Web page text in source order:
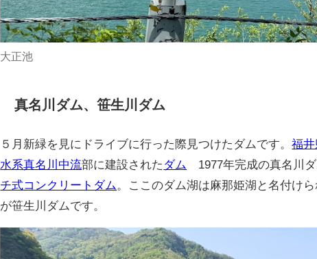
大正池
真名川ダム、笹生川ダム
５月新緑を見にドライブに行った際見つけたダムです。福井
水系真名川 中流部に建設された ダム 1977年完成の真名川
チ式コンクリートダム
。ここのダム湖は麻那姫湖と名付け
が笹生川ダムです。